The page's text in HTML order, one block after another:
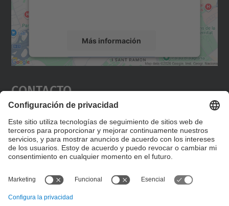
Más información
Aceptar
powered by
Contacto
Editad en la página "Contacto personalizado", que
encontraréis en la raíz de español, vuestros datos
personalizados de contacto.
Formulario de contacto